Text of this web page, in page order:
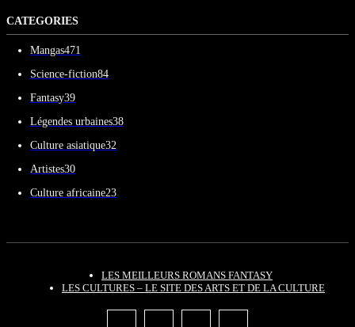
CATEGORIES
Mangas471
Science-fiction84
Fantasy39
Légendes urbaines38
Culture asiatique32
Artistes30
Culture africaine23
LES MEILLEURS ROMANS FANTASY
LES CULTURES – LE SITE DES ARTS ET DE LA CULTURE